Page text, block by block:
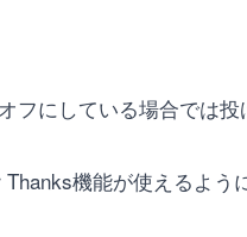
にしている場合では投
機能が使えるよう